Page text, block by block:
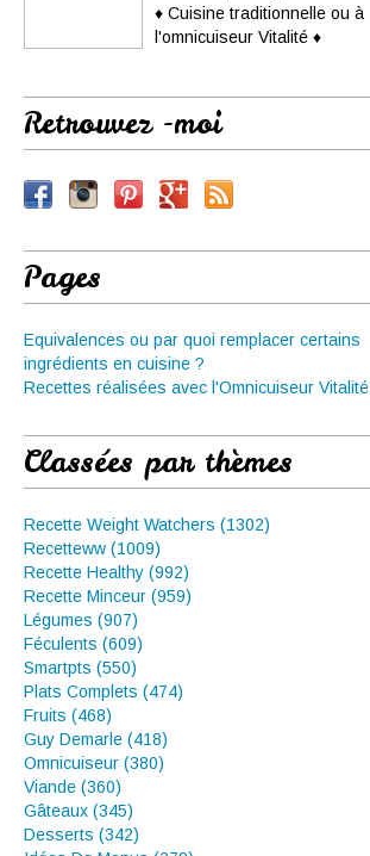
♦ Cuisine traditionnelle ou à
l'omnicuiseur Vitalité ♦
Retrouvez -moi
Pages
Equivalences ou par quoi remplacer certains
ingrédients en cuisine ?
Recettes réalisées avec l'Omnicuiseur Vitalité
Classées par thèmes
Recette Weight Watchers (1302)
Recetteww (1009)
Recette Healthy (992)
Recette Minceur (959)
Légumes (907)
Féculents (609)
Smartpts (550)
Plats Complets (474)
Fruits (468)
Guy Demarle (418)
Omnicuiseur (380)
Viande (360)
Gâteaux (345)
Desserts (342)